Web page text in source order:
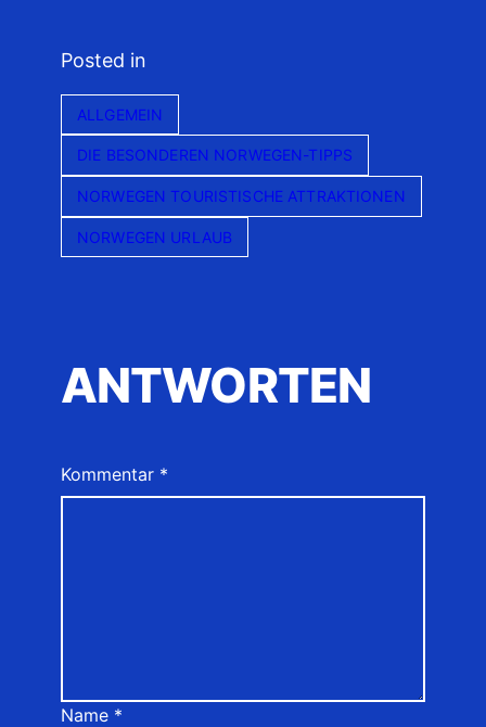
Posted in
ALLGEMEIN
DIE BESONDEREN NORWEGEN-TIPPS
NORWEGEN TOURISTISCHE ATTRAKTIONEN
NORWEGEN URLAUB
ANTWORTEN
Kommentar *
Name *